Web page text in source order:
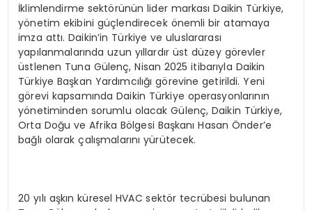
İklimlendirme sektörünün lider markası Daikin Türkiye,
yönetim ekibini güçlendirecek önemli bir atamaya
imza attı. Daikin’in Türkiye ve uluslararası
yapılanmalarında uzun yıllardır üst düzey görevler
üstlenen Tuna Gülenç, Nisan 2025 itibarıyla Daikin
Türkiye Başkan Yardımcılığı görevine getirildi. Yeni
görevi kapsamında Daikin Türkiye operasyonlarının
yönetiminden sorumlu olacak Gülenç, Daikin Türkiye,
Orta Doğu ve Afrika Bölgesi Başkanı Hasan Önder’e
bağlı olarak çalışmalarını yürütecek.
20 yılı aşkın küresel HVAC sektör tecrübesi bulunan